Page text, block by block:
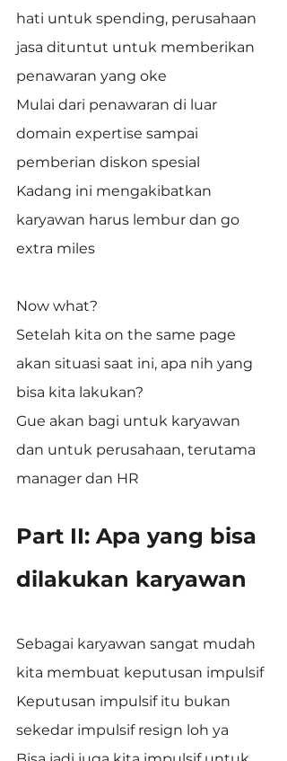
hati untuk spending, perusahaan
jasa dituntut untuk memberikan
penawaran yang oke
Mulai dari penawaran di luar
domain expertise sampai
pemberian diskon spesial
Kadang ini mengakibatkan
karyawan harus lembur dan go
extra miles
Now what?
Setelah kita on the same page
akan situasi saat ini, apa nih yang
bisa kita lakukan?
Gue akan bagi untuk karyawan
dan untuk perusahaan, terutama
manager dan HR
Part II: Apa yang bisa
dilakukan karyawan
Sebagai karyawan sangat mudah
kita membuat keputusan impulsif
Keputusan impulsif itu bukan
sekedar impulsif resign loh ya